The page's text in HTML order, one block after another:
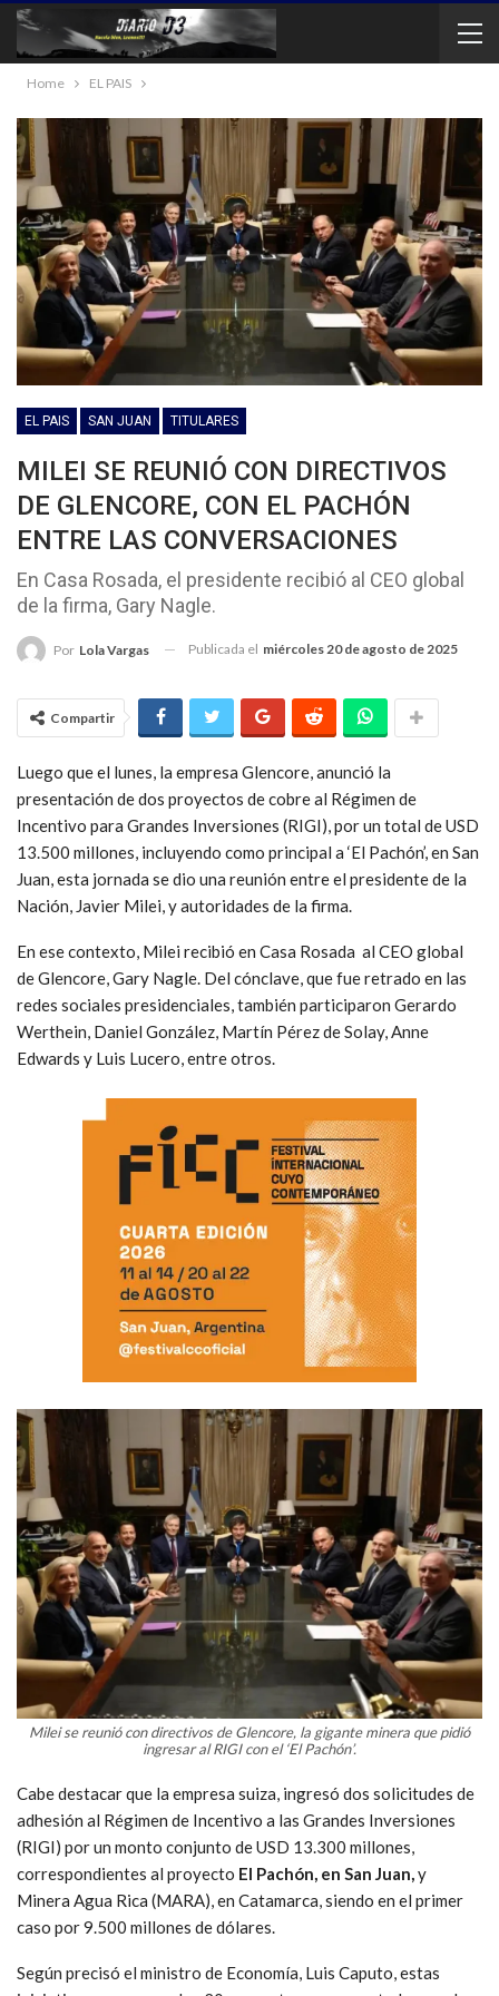
Home EL PAIS
EL PAIS SAN JUAN TITULARES
MILEI SE REUNIÓ CON DIRECTIVOS
DE GLENCORE, CON EL PACHÓN
ENTRE LAS CONVERSACIONES
En Casa Rosada, el presidente recibió al CEO global
de la firma, Gary Nagle.
Por Lola Vargas Publicada el miércoles 20 de agosto de 2025
Compartir
Luego que el lunes, la empresa Glencore, anunció la
presentación de dos proyectos de cobre al Régimen de
Incentivo para Grandes Inversiones (RIGI), por un total de USD
13.500 millones, incluyendo como principal a ‘El Pachón’, en San
Juan, esta jornada se dio una reunión entre el presidente de la
Nación, Javier Milei, y autoridades de la firma.
En ese contexto, Milei recibió en Casa Rosada al CEO global
de Glencore, Gary Nagle. Del cónclave, que fue retrado en las
redes sociales presidenciales, también participaron Gerardo
Werthein, Daniel González, Martín Pérez de Solay, Anne
Edwards y Luis Lucero, entre otros.
Milei se reunió con directivos de Glencore, la gigante minera que pidió
ingresar al RIGI con el ‘El Pachón’.
Cabe destacar que la empresa suiza, ingresó dos solicitudes de
adhesión al Régimen de Incentivo a las Grandes Inversiones
(RIGI) por un monto conjunto de USD 13.300 millones,
correspondientes al proyecto El Pachón, en San Juan,y
Minera Agua Rica (MARA), en Catamarca, siendo en el primer
caso por 9.500 millones de dólares.
Según precisó el ministro de Economía, Luis Caputo, estas